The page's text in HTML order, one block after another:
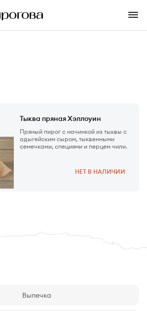
Тыква пряная Хэллоуин
Пряный пирог с начинкой из тыквы с
адыгейским сыром, тыквенными
семечками, специями и перцем чили.
НЕТ В НАЛИЧИИ
Выпечка